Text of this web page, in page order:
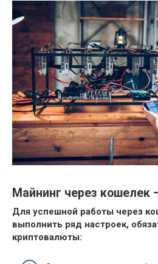
Майнинг через кошелек
Для успешной работы через
выполнить ряд настроек,
криптовалюты: